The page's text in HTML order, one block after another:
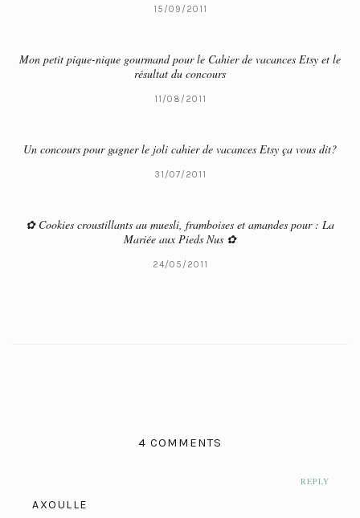
15/09/2011
Mon petit pique-nique gourmand pour le Cahier de vacances Etsy et le
résultat du concours
11/08/2011
Un concours pour gagner le joli cahier de vacances Etsy ça vous dit?
31/07/2011
✿ Cookies croustillants au muesli, framboises et amandes pour : La
Mariée aux Pieds Nus ✿
24/05/2011
4 COMMENTS
REPLY
AXOULLE